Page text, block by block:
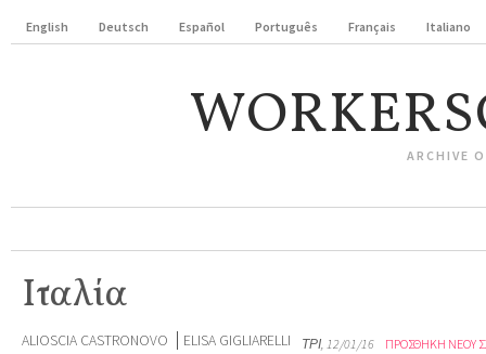
English Deutsch Español Português Français Italiano
ARCHIVE
Ιταλία
ALIOSCIA CASTRONOVO ELISA GIGLIARELLI ΤΡΊ, 12/01/16 ΠΡΟΣΘΉΚΗ ΝΈΟΥ